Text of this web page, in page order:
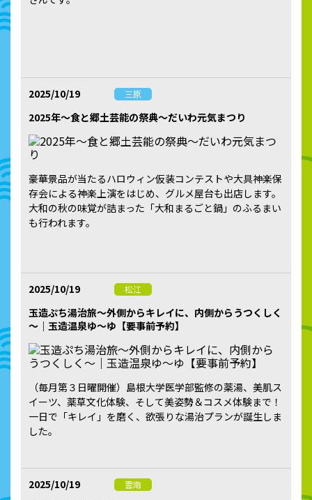
2025/10/19 三原
2025年～食と郷土芸能の祭典～だいわ元気まつり
豪華景品が当たるハロウィン仮装コンテストや大具神楽保
存会による神楽上演をはじめ、グルメ屋台も出店します。
大和の秋の味覚が詰まった「大和まるごと鍋」のふるまい
も行われます。
2025/10/19 松江
玉造ぷち湯治旅～外側からキレイに、内側からうつくしく
～｜玉造温泉ゆ～ゆ【要事前予約】
（毎月第３日曜開催）島根大学医学部監修の薬湯、美肌ス
イーツ、薬草文化体験、そして美姿勢＆コスメ体験まで！
一日で「キレイ」を磨く、欲張りな湯治プランが誕生しま
した。
2025/10/19 雲南